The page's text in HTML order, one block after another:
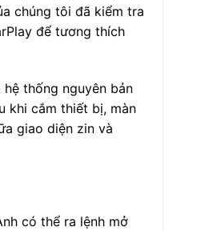
chúng tôi đã kiểm tra
để tương thích
thống nguyên bản
khi cắm thiết bị, màn
giao diện zin và
có thể ra lệnh mở